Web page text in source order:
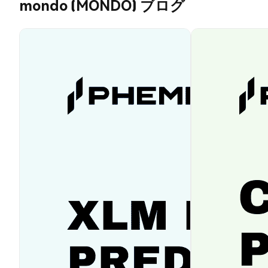
mondo (MONDO) ブログ